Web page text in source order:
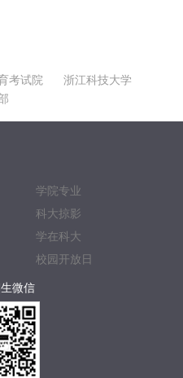
考试院
浙江科技大学
学院专业
科大掠影
学在科大
校园开放日
微信